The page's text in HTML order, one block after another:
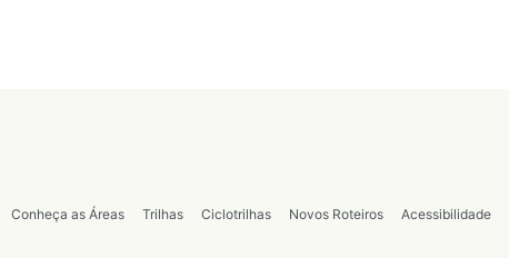
Conheça as Áreas Trilhas Ciclotrilhas Novos Roteiros Acessibilidade